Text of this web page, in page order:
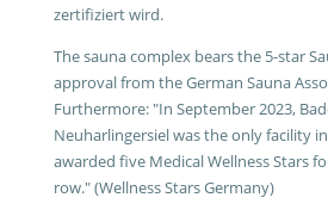
zertifiziert wird.
The sauna complex bears the 5-star
approval from the German Sauna
Furthermore: "In September 2023,
Neuharlingersiel was the only facility
awarded five Medical Wellness Stars
row." (Wellness Stars Germany)